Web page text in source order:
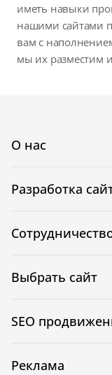
иметь навыки
нашими сайтами
вам с
мы их разместим
О нас
Разработка
Выбрать сайт
SEO
Реклама